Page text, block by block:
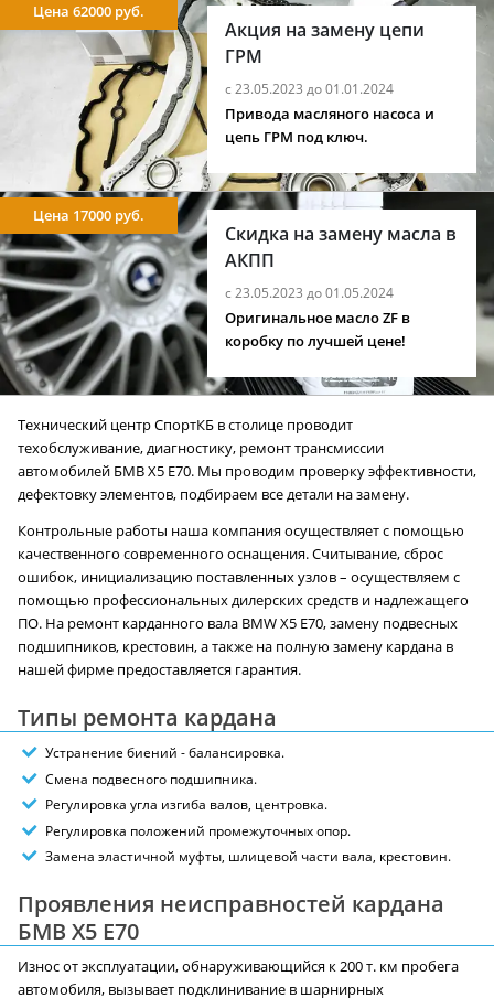
Акция на замену цепи
ГРМ
с 23.05.2023 до 01.01.2024
Цена 62000 руб.
Привода масляного насоса и
цепь ГРМ под ключ.
Скидка на замену масла в
АКПП
с 23.05.2023 до 01.05.2024
Цена 17000 руб.
Оригинальное масло ZF в
коробку по лучшей цене!
Технический центр СпортКБ в столице проводит
техобслуживание, диагностику, ремонт трансмиссии
автомобилей БМВ X5 E70. Мы проводим проверку эффективности,
дефектовку элементов, подбираем все детали на замену.
Контрольные работы наша компания осуществляет с помощью
качественного современного оснащения. Считывание, сброс
ошибок, инициализацию поставленных узлов – осуществляем с
помощью профессиональных дилерских средств и надлежащего
ПО. На ремонт карданного вала BMW X5 E70, замену подвесных
подшипников, крестовин, а также на полную замену кардана в
нашей фирме предоставляется гарантия.
Типы ремонта кардана
Устранение биений - балансировка.
Смена подвесного подшипника.
Регулировка угла изгиба валов, центровка.
Регулировка положений промежуточных опор.
Замена эластичной муфты, шлицевой части вала, крестовин.
Проявления неисправностей кардана
БМВ X5 E70
Износ от эксплуатации, обнаруживающийся к 200 т. км пробега
автомобиля, вызывает подклинивание в шарнирных